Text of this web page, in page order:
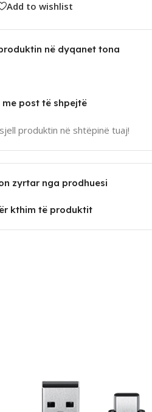
Add to wishlist
në dyqanet tona
me post të shpejtë
produktin në shtëpinë tuaj!
zyrtar nga prodhuesi
kthim të produktit